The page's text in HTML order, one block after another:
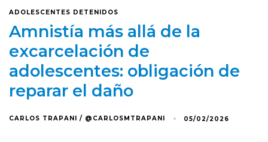
ADOLESCENTES DETENIDOS
Amnistía más allá de la
excarcelación de
adolescentes: obligación de
reparar el daño
CARLOS TRAPANI / @CARLOSMTRAPANI 05/02/2026